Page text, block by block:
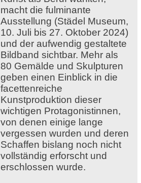
macht die fulminante
Ausstellung (Städel Museum,
10. Juli bis 27. Oktober 2024)
und der aufwendig gestaltete
Bildband sichtbar. Mehr als
80 Gemälde und Skulpturen
geben einen Einblick in die
facettenreiche
Kunstproduktion dieser
wichtigen Protagonistinnen,
von denen einige lange
vergessen wurden und deren
Schaffen bislang noch nicht
vollständig erforscht und
erschlossen wurde.